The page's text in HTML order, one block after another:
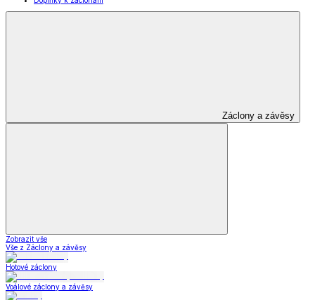
Záclony a závěsy
Zobrazit vše
Vše z Záclony a závěsy
Hotové záclony
Voálové záclony a závěsy